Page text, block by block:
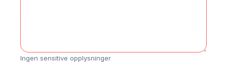
Ingen sensitive opplysninger